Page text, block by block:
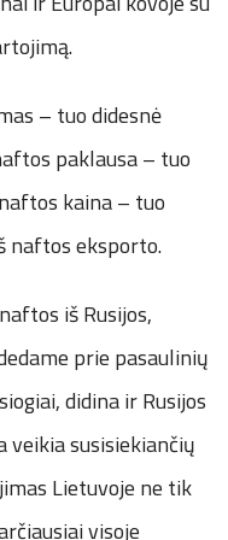
– tuo didesnė
paklausa – tuo
kaina – tuo
naftos eksporto.
iš Rusijos,
prie pasaulinių
didina ir Rusijos
veikia susisiekiančių
Lietuvoje ne tik
visoje